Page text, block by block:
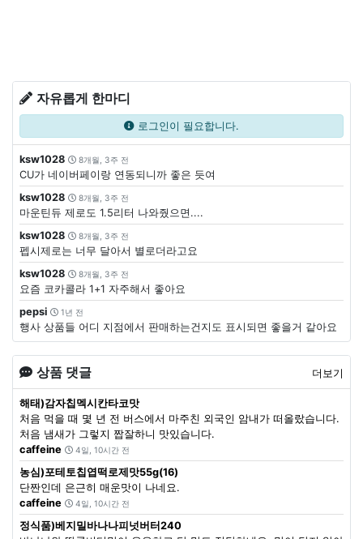
자유롭게 한마디
로그인이 필요합니다.
ksw1028 8개월, 3주 전
CU가 네이버페이랑 연동되니까 좋은 듯여
ksw1028
8개월, 3주 전
마운틴듀 제로도 1.5리터 나와줬으면....
ksw1028
8개월, 3주 전
펩시제로는 너무 달아서 별로더라고요
ksw1028
8개월, 3주 전
요즘 코카콜라 1+1 자주해서 좋아요
pepsi
1년 전
행사 상품들 어디 지점에서 판매하는건지도 표시되면 좋을거 같아요
상품 댓글 더보기
해태)감자칩멕시칸타코맛
처음 먹을 때 몇 년 전 버스에서 마주친 외국인 암내가 떠올랐습니다.
처음 냄새가 그렇지 짭잘하니 맛있습니다.
caffeine
4일, 10시간 전
농심)포테토칩엽떡로제맛55g(16)
단짠인데 은근히 매운맛이 나네요.
caffeine
4일, 10시간 전
정식품)베지밀바나나피넛버터240